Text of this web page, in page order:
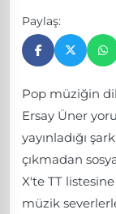
Paylaş:
Pop müziğin
Ersay Üner
yayınladığı
çıkmadan
X'te TT
müzik